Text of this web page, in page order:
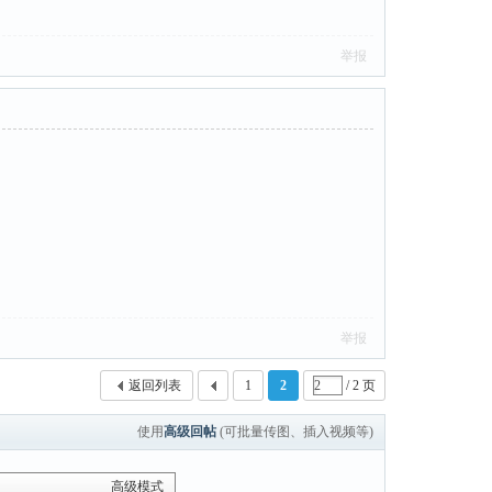
举报
举报
1 2 / 2 页
返回列表
使用高级回帖 (可批量传图、插入视频等)
高级模式